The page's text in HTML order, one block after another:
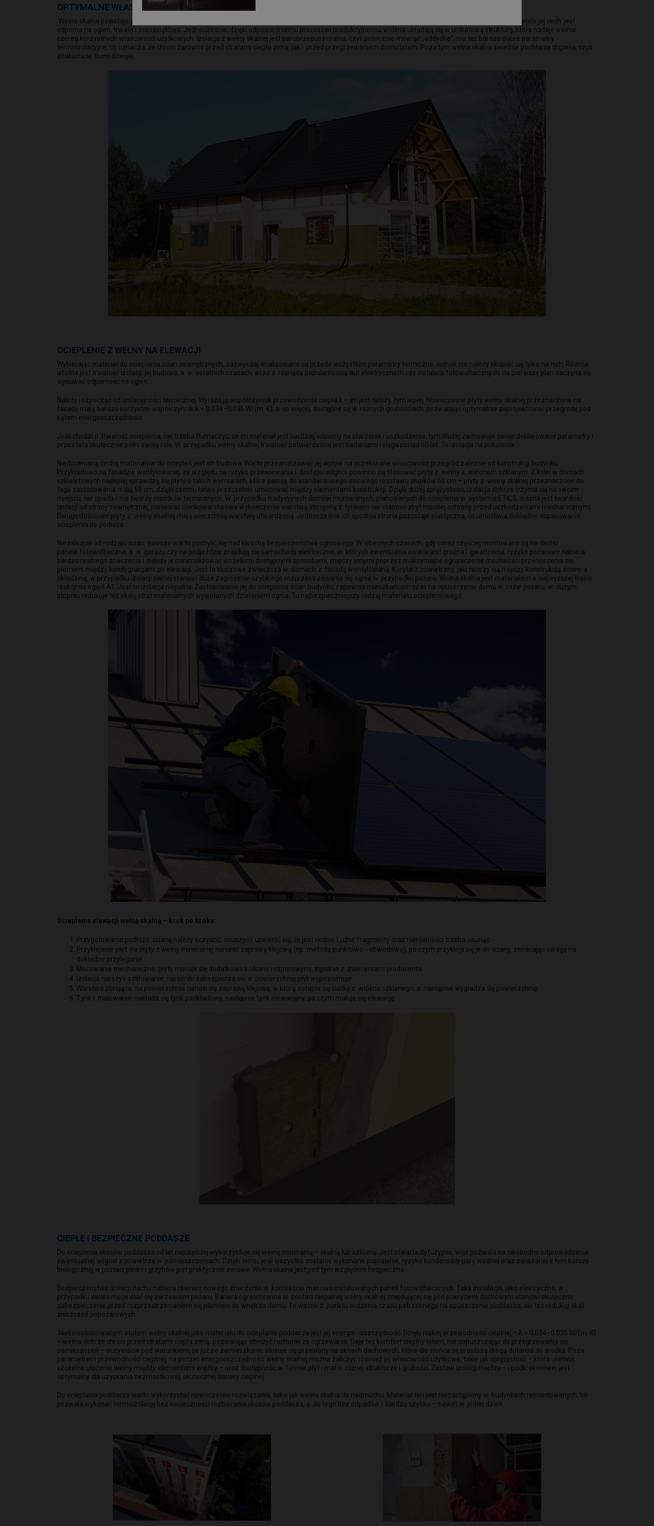
OPTYMALNE WŁAŚCIWOŚCI
Wełna skalna powstaje z naturalnych surowców – jej głównym składnikiem są włókna pochodzące z przetopionej skały. Jako jej pochodna, zachowuje wiele jej cech: jest
odporna na ogień, trwała i nienasiąkliwa. Jednocześnie, dzięki odpowiedniemu procesowi produkcyjnemu, włókna układają się w unikatową strukturę, która nadaje wełnie
szereg korzystnych właściwości użytkowych. Izolacja z wełny skalnej jest paroprzepuszczalna, czyli potocznie mówiąc „oddycha”, ma też bardzo dobre parametry
termoizolacyjne, co oznacza, że chroni zarówno przed stratami ciepła zimą, jak i przed przegrzewaniem domu latem. Poza tym wełna skalna świetnie pochłania drgania, czyli
znakomicie tłumi dźwięki.
OCIEPLENIE Z WEŁNY NA ELEWACJI
Wybierając materiał do ocieplania ścian zewnętrznych, zazwyczaj analizowane są przede wszystkim parametry termiczne, jednak nie należy skupiać się tylko na nich. Równie
istotna jest trwałość izolacji, jej budowa, a w ostatnich czasach, wraz z rosnącą popularnością aut elektrycznych czy instalacji fotowoltaicznych, na pierwszy plan zaczyna się
wysuwać odporność na ogień.
Należy rozpocząć od izolacyjności termicznej. Wyraża ją współczynnik przewodzenia ciepła λ – im jest niższy, tym lepiej. Nowoczesne płyty wełny skalnej przeznaczone na
fasady mają bardzo korzystny współczynnik λ = 0,034–0,036 W/(m. K), a co więcej, dostępne są w różnych grubościach, pozwalając optymalnie zaprojektować przegrodę pod
kątem energooszczędności.
Jeśli chodzi o trwałość ocieplenia, nie trzeba tłumaczyć, że im materiał jest bardziej odporny na starzenie i uszkodzenia, tym dłużej zachowuje swoje deklarowane parametry i
przez lata skutecznie pełni swoją rolę. W przypadku wełny skalnej trwałość potwierdzona jest badaniami i sięga ponad 65 lat. To izolacja na pokolenia.
Niedocenianą cechą materiałów do ociepleń jest ich budowa. Warto przeanalizować jej wpływ na oczekiwane właściwości przegród zależnie od konstrukcji budynku.
Przykładowo na fasadzie wentylowanej, ze względu na ryzyko przewiewania i dostępu wilgoci, powinno się stosować płyty z wełny z welonem szklanym. Z kolei w domach
szkieletowych najlepiej sprawdzą się płyty o takich wymiarach, które pasują do standardowego osiowego rozstawu słupków 60 cm – płyty z wełny skalnej przeznaczone do
tego zastosowania mają 58 cm, dzięki czemu łatwo je szczelnie umocować między elementami konstrukcji. Dzięki dużej sprężystości, izolacja dobrze trzyma się na swoim
miejscu, nie opada i nie tworzy mostków termicznych. W przypadku tradycyjnych domów murowanych, planowanych do ocieplenia w systemie ETICS, ważna jest twardość
izolacji od strony zewnętrznej, ponieważ cienkowarstwowe wykończenie warstwą zbrojoną z tynkiem nie stanowi zbyt mocnej ochrony przed uszkodzeniami mechanicznymi.
Dwugęstościowe płyty z wełny skalnej mają wierzchnią warstwę utwardzoną. Jednocześnie ich spodnia strona pozostaje elastyczna, co umożliwia dokładne dopasowanie
ocieplenia do podłoża.
Niezależnie od rodzaju ścian, zawsze warto pochylić się nad kwestią bezpieczeństwa ogniowego. W obecnych czasach, gdy coraz częściej montowane są na dachu
panele fotowoltaiczne, a w garażu czy na podjeździe znajdują się samochody elektryczne, w których ewentualna awaria jest groźna i gwałtowna, ryzyko pożarowe nabiera
bardzo realnego znaczenia i należy je minimalizować wszelkimi dostępnymi sposobami, między innymi poprzez maksymalne ograniczenie możliwości przenoszenia się
płomieni między kondygnacjami po elewacji. Jest to kluczowe zwłaszcza w domach z fasadą wentylowaną. Korytarz powietrzny, jaki tworzy sią między konstrukcją ściany a
okładziną, w przypadku izolacji palnej stanowi duże zagrożenie szybkiego rozprzestrzeniania się ognia w przypadku pożaru. Wełna skalna jest materiałem o najwyższej klasie
reakcji na ogień A1. Jest to izolacja niepalna. Zastosowanie jej do ocieplenia ścian budynku zapewnia mieszkańcom czas na opuszczenie domu w razie pożaru, w dużym
stopniu redukuje też skalę strat materialnych wywołanych działaniem ognia. To najbezpieczniejszy rodzaj materiału ociepleniowego.
Ocieplenie elewacji wełną skalną – krok po kroku:
Przygotowanie podłoża: ścianę należy oczyścić, osuszyć i upewnić się, że jest nośna. Luźne fragmenty oraz nierówności trzeba usunąć.
Przyklejanie płyt: na płyty z wełny mineralnej nanieść zaprawę klejową (np. metodą punktowo- -obwodową), po czym przykleja się je do ściany, zwracając uwagę na
dokładne przyleganie.
Mocowanie mechaniczne: płyty mocuje się dodatkowo kołkami rozporowymi, zgodnie z zaleceniami producenta.
Izolacja naroży i szlifowanie: narożniki zabezpiecza się, a powierzchnię płyt wypoziomuje.
Warstwa zbrojąca: na powierzchnie nanosi się zaprawę klejową, w którą zatapia się siatkę z włókna szklanego, a następnie wygładza się powierzchnię.
Tynk i malowanie: nakłada się tynk podkładowy, następnie tynk elewacyjny, po czym maluje się elewację.
CIEPŁE I BEZPIECZNE PODDASZE
Do ocieplenia skosów poddasza od lat najczęściej wykorzystuje się wełnę mineralną – skalną lub szklaną. Jest otwarta dyfuzyjnie, więc pozwala na swobodne odprowadzenie
ewentualnej wilgoci z powietrza w pomieszczeniach. Dzięki temu, jeśli wszystko zostanie wykonane poprawnie, ryzyko kondensacji pary wodnej oraz związanej z tym korozji
biologicznej w postaci pleśni i grzybów jest praktycznie zerowe. Wełna skalna jest pod tym względem bezpieczna.
Bezpieczeństwo izolacji dachu nabiera również nowego znaczenia w kontekście masowo instalowanych paneli fotowoltaicznych. Taka instalacja, jako elektryczna, w
przypadku awarii może stać się zarzewiem pożaru. Bariera ogniochronna w postaci niepalnej wełny skalnej znajdującej się pod pokryciem dachowym stanowi skuteczne
zabezpieczenie przed rozprzestrzenianiem się płomieni do wnętrza domu. To ważne z punktu widzenia czasu potrzebnego na opuszczenie poddasza, ale też redukcji skali
zniszczeń popożarowych.
Niekwestionowanym atutem wełny skalnej jako materiału do ocieplania poddasza jest jej energo- -oszczędność. Dzięki niskiej przewodności cieplnej – λ = 0,034–0,035 W/(m. K)
– wełna dobrze chroni przed stratami ciepła zimą, pozwalając obniżyć rachunki za ogrzewanie. Daje też komfort cieplny latem, nie dopuszczając do przegrzewania się
pomieszczeń – oczywiście pod warunkiem, że już po zamieszkaniu stosuje się przesłony na oknach dachowych, które dla słońca są prostszą drogą dotarcia do środka. Poza
parametrem przewodności cieplnej, na poczet energooszczędności wełny skalnej można zaliczyć również jej właściwości użytkowe, takie jak sprężystość – która ułatwia
szczelne ułożenie wełny między elementami więźby – oraz dostępność w formie płyt i mat o różnej strukturze i grubości. Zestaw izolacji między – i podkrokwiowej jest
optymalny dla uzyskania bezmostkowej, skutecznej bariery cieplnej.
Do ocieplania poddasza warto wykorzystać nowoczesne rozwiązania, takie jak wełna skalna do nadmuchu. Materiał ten jest niezastąpiony w budynkach remontowanych, bo
pozwala wykonać termoizolację bez konieczności rozbierania skosów poddasza, a do tego bez odpadów i bardzo szybko – nawet w jeden dzień.